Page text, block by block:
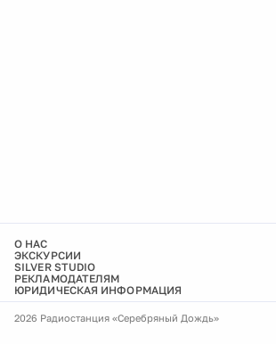
О НАС
ЭКСКУРСИИ
SILVER STUDIO
РЕКЛАМОДАТЕЛЯМ
ЮРИДИЧЕСКАЯ ИНФОРМАЦИЯ
2026 Радиостанция «Серебряный Дождь»